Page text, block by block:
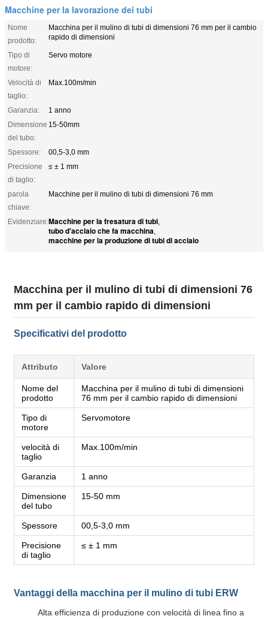
Macchine per la lavorazione dei tubi
Nome
prodotto:
Macchina per il mulino di tubi di dimensioni 76 mm per il cambio
rapido di dimensioni
Tipo di
motore:
Servo motore
Velocità di
taglio:
Max.100m/min
Garanzia:
1 anno
Dimensione
del tubo:
15-50mm
Spessore:
00,5-3,0 mm
Precisione
di taglio:
≤ ± 1 mm
parola
chiave:
Macchine per il mulino di tubi di dimensioni 76 mm
Evidenziare:Macchine per la fresatura di tubi,
tubo d'acciaio che fa macchina,
macchine per la produzione di tubi di acciaio
Macchina per il mulino di tubi di dimensioni 76
mm per il cambio rapido di dimensioni
Specificativi del prodotto
Attributo Valore
Nome del
prodotto
Macchina per il mulino di tubi di dimensioni
76 mm per il cambio rapido di dimensioni
Tipo di
motore
Servomotore
velocità di
taglio
Max.100m/min
Garanzia 1 anno
Dimensione
del tubo
15-50 mm
Spessore 00,5-3,0 mm
Precisione
di taglio
≤ ± 1 mm
Vantaggi della macchina per il mulino di tubi ERW
Alta efficienza di produzione con velocità di linea fino a